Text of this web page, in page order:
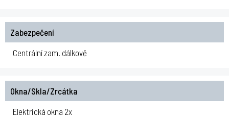
Zabezpečení
Centrální zam. dálkově
Okna/Skla/Zrcátka
Elektrická okna 2x